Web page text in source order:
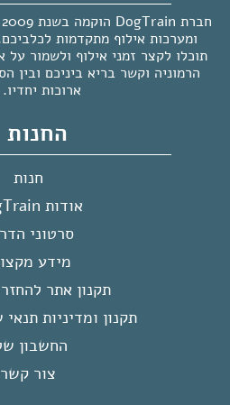
ומערכות אילוף מתקדמות
תוכלו לקצר זמני אילוף ולשמור על
הרמוניה וקשר בריא ביניכם ובין
ארוכות יחדיו.
החנות
חנות
אודות DogTrain
סרטוני
מידע
תקנון אתר
תקנון ומדיניות
החשבון
צור קשר